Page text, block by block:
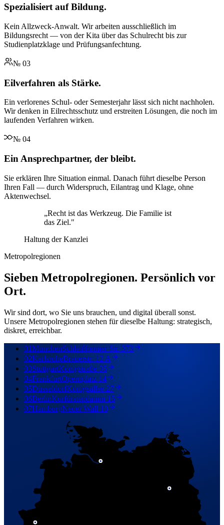
Spezialisiert auf Bildung.
Kein Allzweck-Anwalt. Wir arbeiten ausschließlich im
Bildungsrecht — von der Kita über das Schulrecht bis zur
Studienplatzklage und Prüfungsanfechtung.
№ 03
Eilverfahren als Stärke.
Ein verlorenes Schul- oder Semesterjahr lässt sich nicht nachholen.
Wir denken in Eilrechtsschutz und erstreiten Lösungen, die noch im
laufenden Verfahren wirken.
№ 04
Ein Ansprechpartner, der bleibt.
Sie erklären Ihre Situation einmal. Danach führt dieselbe Person
Ihren Fall — durch Widerspruch, Eilantrag und Klage, ohne
Aktenwechsel.
„Recht ist das Werkzeug. Die Familie ist
das Ziel."
Haltung der Kanzlei
Metropolregionen
Sieben Metropolregionen. Persönlich vor
Ort.
Wir sind dort, wo Sie uns brauchen, und digital überall sonst.
Unsere Metropolregionen stehen für dieselbe Haltung: strategisch,
diskret, erreichbar.
01MünchenSchleißheimer Str. 373
02KarlsruheBrauerstr. 12 A
03StuttgartKönigstraße 35
04FrankfurtOpernplatz 14
05DüsseldorfKönigsallee 27
06BerlinKurfürstendamm 15
07HamburgNeuer Wall 10